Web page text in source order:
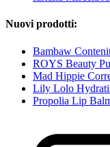
Nuovi prodotti:
Bambaw
ROYS Beauty
Mad Hippie
Lily Lolo
Propolia Lip